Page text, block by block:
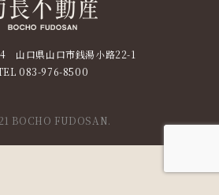
山口県山口市銭湯小路22-1
083-976-8500
BOCHO FUDOSAN.